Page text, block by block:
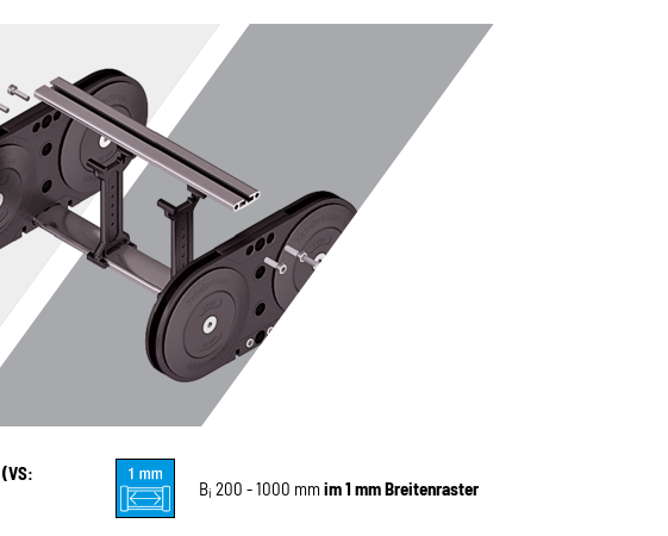
(VS:
Bi 200 - 1000 mmim 1 mm Breitenraster